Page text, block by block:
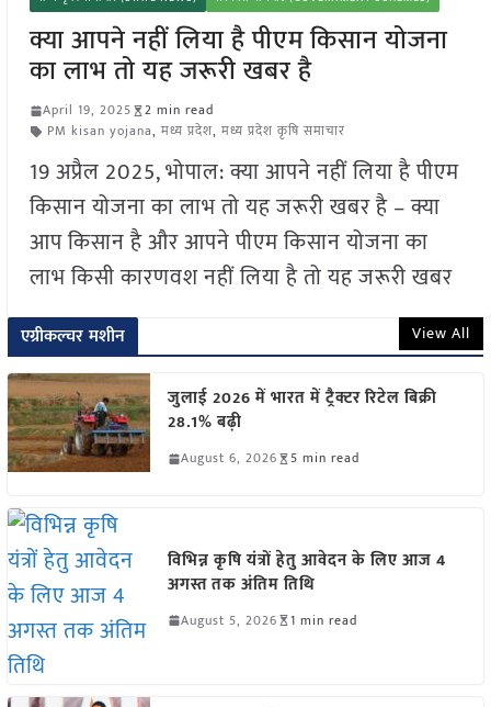
क्या आपने नहीं लिया है पीएम किसान योजना
का लाभ तो यह जरूरी खबर है
April 19, 2025
2 min read
PM kisan yojana, मध्य प्रदेश, मध्य प्रदेश कृषि समाचार
19 अप्रैल 2025, भोपाल: क्या आपने नहीं लिया है पीएम
किसान योजना का लाभ तो यह जरूरी खबर है – क्या
आप किसान है और आपने पीएम किसान योजना का
लाभ किसी कारणवश नहीं लिया है तो यह जरूरी खबर
एग्रीकल्चर मशीन View All
जुलाई 2026 में भारत में ट्रैक्टर रिटेल बिक्री
28.1% बढ़ी
August 6, 2026 5 min read
विभिन्न कृषि यंत्रों हेतु आवेदन के लिए आज 4
अगस्त तक अंतिम तिथि
August 5, 2026 1 min read